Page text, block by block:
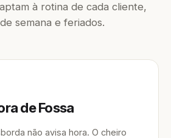
à rotina de cada cliente,
semana e feriados.
de Fossa
não avisa hora. O cheiro